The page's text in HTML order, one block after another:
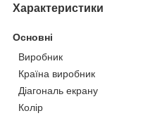
Характеристики
Основні
Виробник
Країна виробник
Діагональ екрану
Колір